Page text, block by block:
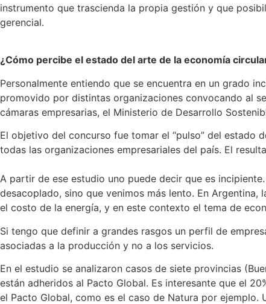
instrumento que trascienda la propia gestión y que
gerencial.
¿Cómo percibe el estado del arte de la economía
Personalmente entiendo que se encuentra en un grado
promovido por distintas organizaciones convocando al
cámaras empresarias, el Ministerio de Desarrollo
El objetivo del concurso fue tomar el “pulso” del estado
todas las organizaciones empresariales del país. El
A partir de ese estudio uno puede decir que es
desacoplado, sino que venimos más lento. En
el costo de la energía, y en este contexto el tema de
Si tengo que definir a grandes rasgos un perfil de
asociadas a la producción y no a los servicios.
En el estudio se analizaron casos de siete provincias
están adheridos al Pacto Global. Es interesante que el
el Pacto Global, como es el caso de Natura por